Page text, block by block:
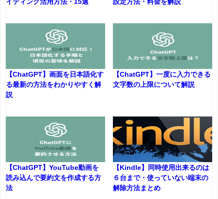
イティング活用方法・15選
設定方法・料金を解説
【ChatGPT】画面を日本語化す
る最新の方法をわかりやすく解
説
【ChatGPT】一度に入力できる
文字数の上限について解説
【ChatGPT】YouTube動画を
読み込んで要約文を作成する方
法
【Kindle】同時使用出来るのは
６台まで・使っていない端末の
解除方法まとめ